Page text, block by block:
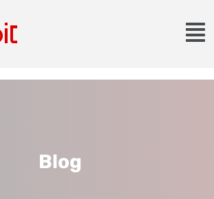
Blog